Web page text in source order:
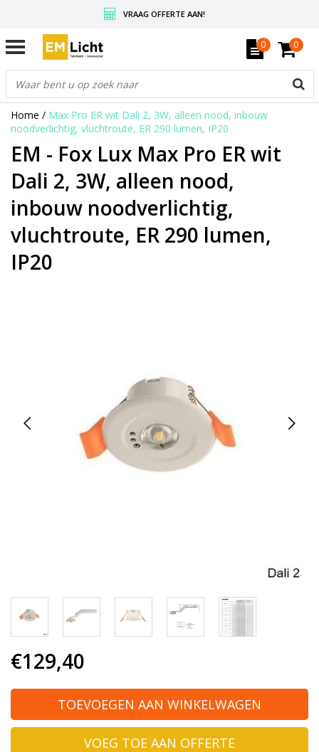
VRAAG OFFERTE AAN!
GRATIS VERZENDING BOVEN DE € 350,-
WEDERVERKOPERS KRIJGEN ALTIJD KORTING, INFORMEER!
0 0
Home / Max Pro ER wit Dali 2, 3W, alleen nood, inbouw
noodverlichtig, vluchtroute, ER 290 lumen, IP20
EM - Fox Lux Max Pro ER wit
Dali 2, 3W, alleen nood,
inbouw noodverlichtig,
vluchtroute, ER 290 lumen,
IP20
€129,40
TOEVOEGEN AAN WINKELWAGEN
VOEG TOE AAN OFFERTE